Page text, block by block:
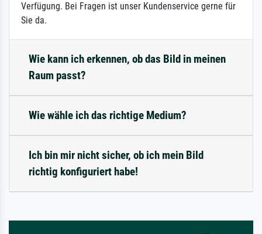
Verfügung. Bei Fragen ist unser Kundenservice gerne für
Sie da.
Wie kann ich erkennen, ob das Bild in meinen
Raum passt?
Wie wähle ich das richtige Medium?
Ich bin mir nicht sicher, ob ich mein Bild
richtig konfiguriert habe!